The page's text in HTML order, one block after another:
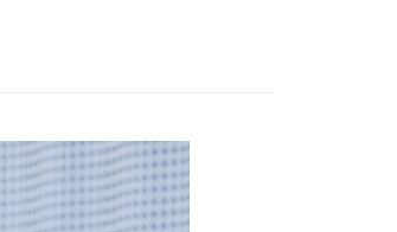
點擊此簡訊中的連結，可透過四大超商
行付款，方視為交易完成。
立刻繳費，但若您需要取消訂單，請聯
取消之訂單仍視為有效，需透過AFTEE
以上)免運費